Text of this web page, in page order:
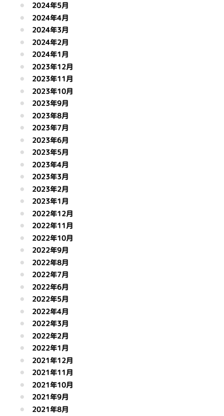
2024年5月
2024年4月
2024年3月
2024年2月
2024年1月
2023年12月
2023年11月
2023年10月
2023年9月
2023年8月
2023年7月
2023年6月
2023年5月
2023年4月
2023年3月
2023年2月
2023年1月
2022年12月
2022年11月
2022年10月
2022年9月
2022年8月
2022年7月
2022年6月
2022年5月
2022年4月
2022年3月
2022年2月
2022年1月
2021年12月
2021年11月
2021年10月
2021年9月
2021年8月